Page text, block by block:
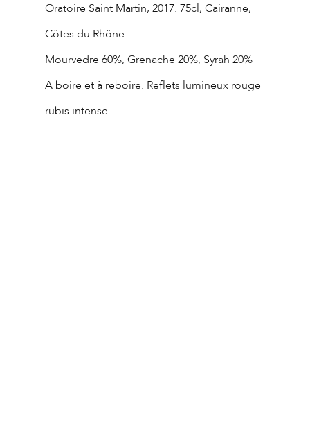
Oratoire Saint Martin, 2017. 75cl, Cairanne,
Côtes du Rhône.
Mourvedre 60%, Grenache 20%, Syrah 20%
A boire et à reboire. Reflets lumineux rouge
rubis intense.